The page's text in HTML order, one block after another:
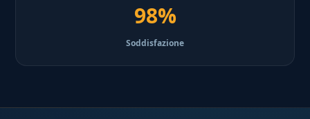
98%
Soddisfazione